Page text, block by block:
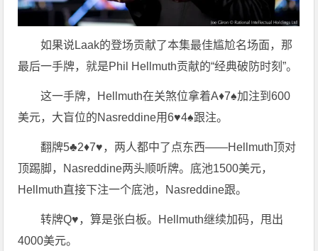
如果说Laak的登场贡献了本集最佳尴尬名场面，那
最后一手牌，就是Phil Hellmuth贡献的“经典破防时刻”。
这一手牌，Hellmuth在关煞位拿着A♦7♠加注到600
美元，大盲位的Nasreddine用6♥4♠跟注。
翻牌5♣2♦7♥，两人都中了点东西——Hellmuth顶对
顶踢脚，Nasreddine两头顺听牌。底池1500美元，
Hellmuth直接下注一个底池，Nasreddine跟。
转牌Q♥，算是张白板。Hellmuth继续加码，甩出
4000美元。